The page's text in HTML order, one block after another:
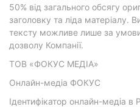
50% від загального обсягу
заголовку та ліда матеріалу.
тексту можливе лише за
дозволу Компанії.
ТОВ «ФОКУС МЕДІА»
Онлайн-медіа ФОКУС
Ідентифікатор онлайн-медіа в